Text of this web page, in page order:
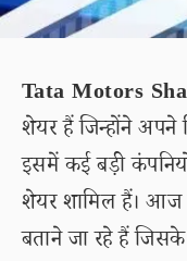
Tata Motors
शेयर हैं जिन्होंने अपने
इसमें कई बड़ी
शेयर शामिल हैं।
बताने जा रहे हैं